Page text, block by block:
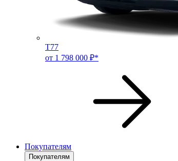
T77
от 1 798 000 ₽*
Покупателям
Покупателям